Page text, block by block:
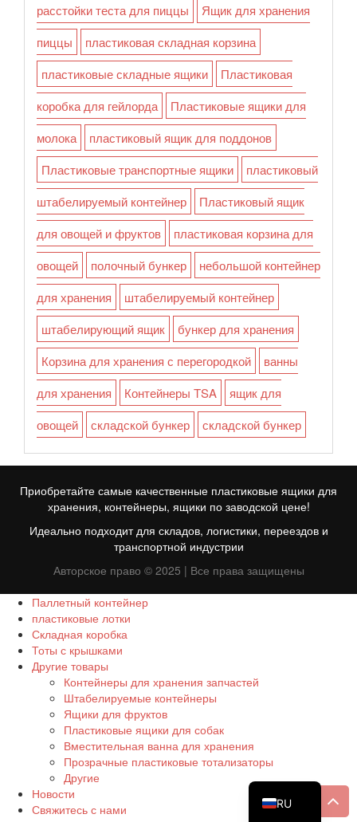
расстойки теста для пиццы
Ящик для хранения
пиццы
пластиковая складная корзина
пластиковые складные ящики
Пластиковая
коробка для гейлорда
Пластиковые ящики для
молока
пластиковый ящик для поддонов
Пластиковые транспортные ящики
пластиковый
штабелируемый контейнер
Пластиковый ящик
для овощей и фруктов
пластиковая корзина для
овощей
полочный бункер
небольшой контейнер
для хранения
штабелируемый контейнер
штабелирующий ящик
бункер для хранения
Корзина для хранения с перегородкой
ванны
для хранения
Контейнеры TSA
ящик для
овощей
складской бункер складской бункер
Приобретайте самые качественные пластиковые ящики для
хранения, контейнеры, ящики по заводской цене!
Идеально подходит для складов, логистики, переездов и
транспортной индустрии
Авторское право © 2025 | Все права защищены
Паллетный контейнер
пластиковые лотки
Складная коробка
Тоты с крышками
Другие товары
Контейнеры для хранения запчастей
Штабелируемые контейнеры
Ящики для фруктов
Пластиковые ящики для собак
Вместительная ванна для хранения
Прозрачные пластиковые тотализаторы
Другие
Новости
Свяжитесь с нами
RU